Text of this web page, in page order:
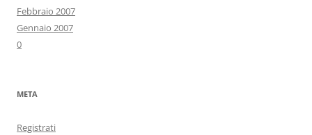
Febbraio 2007
Gennaio 2007
0
META
Registrati